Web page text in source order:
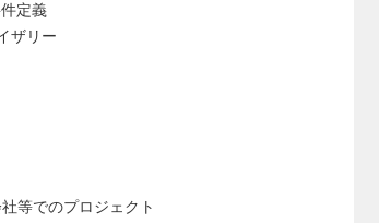
定義
ザリー
等でのプロジェクト